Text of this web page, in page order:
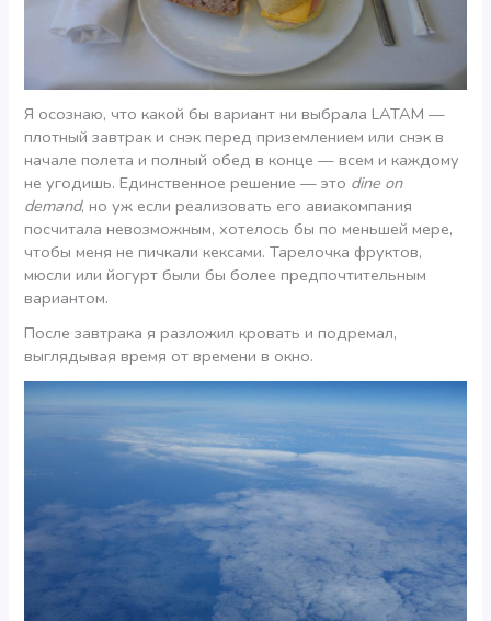
Я осознаю, что какой бы вариант ни выбрала LATAM —
плотный завтрак и снэк перед приземлением или снэк в
начале полета и полный обед в конце — всем и каждому
не угодишь. Единственное решение — это dine on
demand, но уж если реализовать его авиакомпания
посчитала невозможным, хотелось бы по меньшей мере,
чтобы меня не пичкали кексами. Тарелочка фруктов,
мюсли или йогурт были бы более предпочтительным
вариантом.
После завтрака я разложил кровать и подремал,
выглядывая время от времени в окно.